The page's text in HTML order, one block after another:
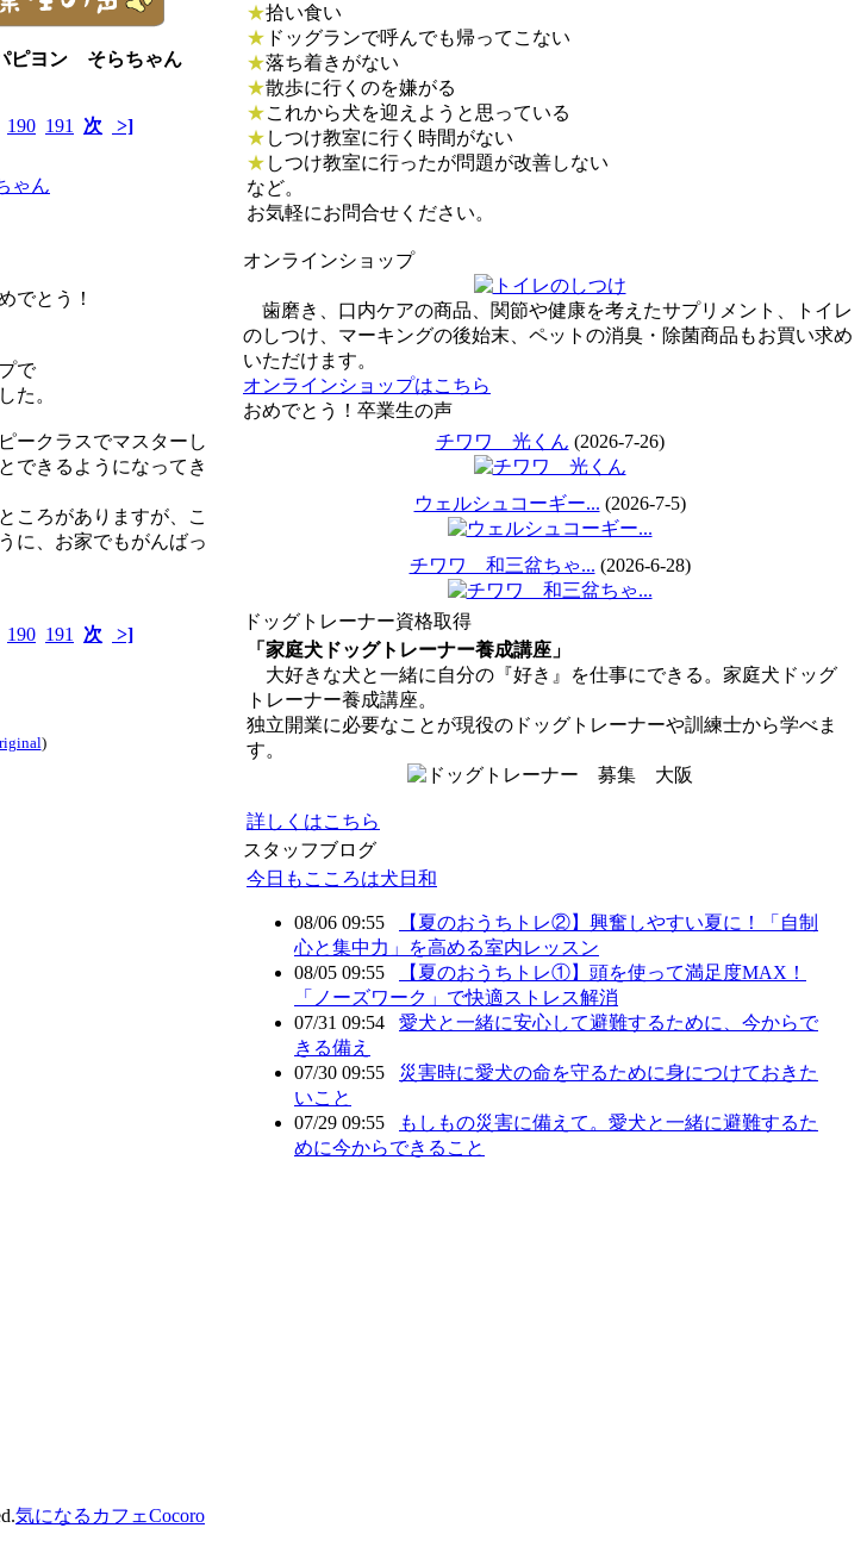
ピヨン そらちゃん
190 191 次 >]
でとう！
で
た。
ークラスでマスターし
できるようになってき
ころがありますが、こ
に、お家でもがんばっ
190 191 次 >]
)
★拾い食い
★ ドッグランで呼んでも帰ってこない
★落ち着きがない
★散歩に行くのを嫌がる
★これから犬を迎えようと思っている
★ しつけ教室に行く時間がない
★ しつけ教室に行ったが問題が改善しない
など。
お気軽にお問合せください。
オンラインショップ
歯磨き、口内ケアの商品、関節や健康を考えたサプリメント、トイレ
のしつけ、マーキングの後始末、ペットの消臭・除菌商品もお買い求め
いただけます。
オンラインショップはこちら
おめでとう！卒業生の声
チワワ 光くん (2026-7-26)
ウェルシュコーギー... (2026-7-5)
チワワ 和三盆ちゃ... (2026-6-28)
ドッグトレーナー資格取得
「家庭犬ドッグトレーナー養成講座」
大好きな犬と一緒に自分の『好き』を仕事にできる。家庭犬ドッグ
トレーナー養成講座。
独立開業に必要なことが現役のドッグトレーナーや訓練士から学べま
す。
詳しくはこちら
スタッフブログ
今日もこころは犬日和
08/06 09:55
【夏のおうちトレ②】興奮しやすい夏に！「自制
心と集中力」を高める室内レッスン
08/05 09:55
【夏のおうちトレ①】頭を使って満足度MAX！
「ノーズワーク」で快適ストレス解消
07/31 09:54
愛犬と一緒に安心して避難するために、今からで
きる備え
07/30 09:55
災害時に愛犬の命を守るために身につけておきた
いこと
07/29 09:55
もしもの災害に備えて。愛犬と一緒に避難するた
めに今からできること
気になるカフェCocoro